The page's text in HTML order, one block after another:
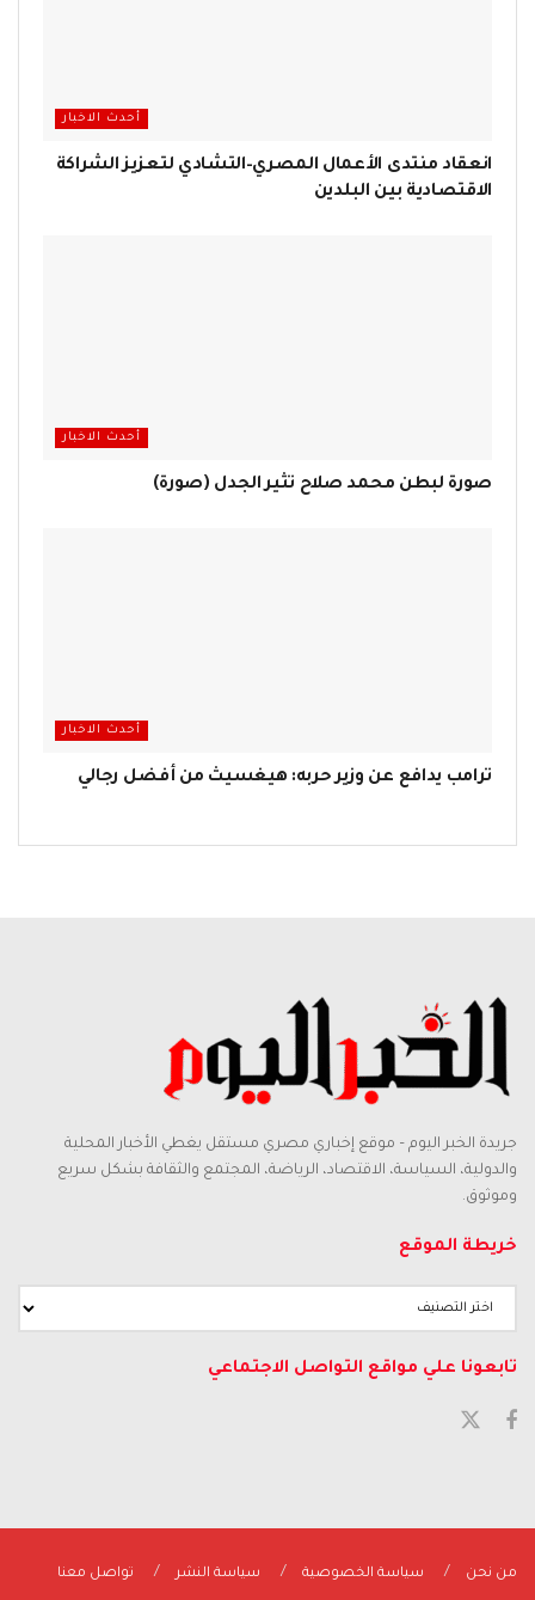
أحدث الاخبار
انعقاد منتدى الأعمال المصري–التشادي لتعزيز الشراكة
الاقتصادية بين البلدين
أحدث الاخبار
صورة لبطن محمد صلاح تثير الجدل (صورة)
أحدث الاخبار
ترامب يدافع عن وزير حربه: هيغسيث من أفضل رجالي
جريدة الخبر اليوم – موقع إخباري مصري مستقل يغطي الأخبار المحلية
والدولية، السياسة، الاقتصاد، الرياضة، المجتمع والثقافة بشكل سريع
وموثوق.
خريطة الموقع
تابعونا علي مواقع التواصل الاجتماعي
من نحن سياسة الخصوصية سياسة النشر تواصل معنا